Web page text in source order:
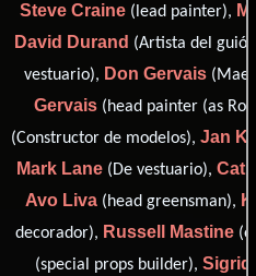
Steve Craine (lead painter),
David Durand (Artista del
vestuario), Don Gervais
Gervais(head painter (as
(Constructor de modelos), Jan
Mark Lane (De vestuario),
Avo Liva (head greensman),
decorador), Russell Mastine
(special props builder), Sigrid